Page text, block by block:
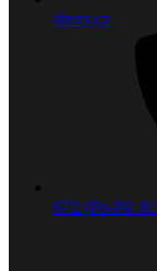
drezy.cz
672 (Po-Pá: